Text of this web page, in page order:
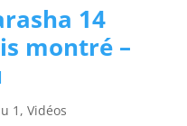
14
montré –
1 , Vidéos